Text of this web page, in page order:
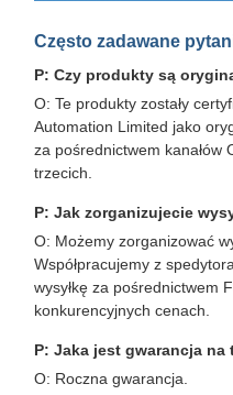
Często zadawane
P: Czy produkty są
O: Te produkty zostały
Automation Limited jako
za pośrednictwem kanałów
trzecich.
P: Jak zorganizujecie
O: Możemy zorganizować
Współpracujemy z
wysyłkę za pośrednictwem
konkurencyjnych cenach.
P: Jaka jest gwarancja na
O: Roczna gwarancja.